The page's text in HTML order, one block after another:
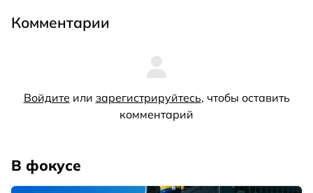
Комментарии
Войдите или зарегистрируйтесь, чтобы оставить
комментарий
В фокусе